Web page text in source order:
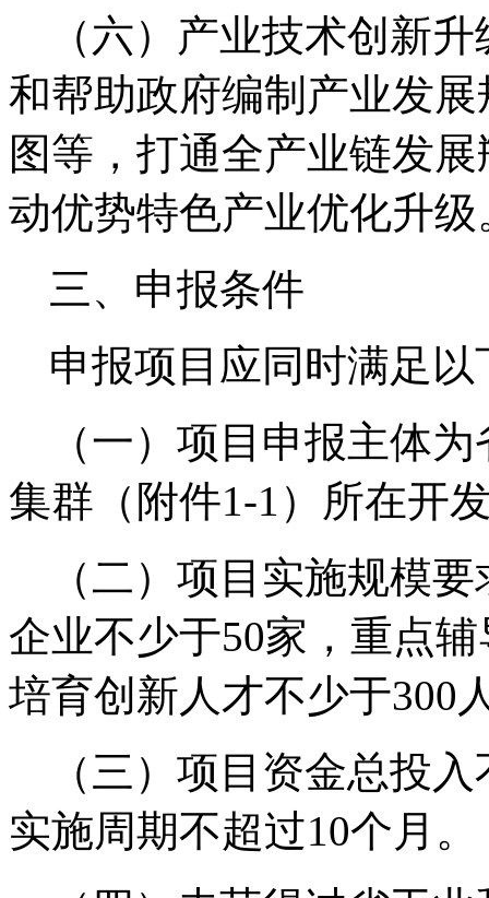
（六）产业技术创新
和帮助政府编制产业发
图等，打通全产业链发
动优势特色产业优化升级
三、申报条件
申报项目应同时满足以
（一）项目申报主体
集群（附件1-1 ）所在开
（二）项目实施规模
企业不少于50家，重点
培育创新人才不少于300
（三）项目资金总投
实施周期不超过10个月。